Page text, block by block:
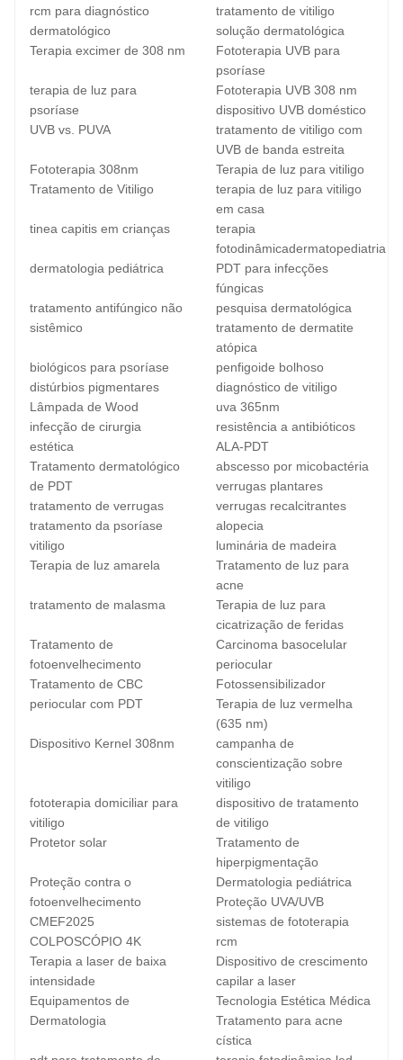
rcm para diagnóstico
dermatológico
tratamento de vitiligo
solução dermatológica
Terapia excimer de 308 nm
Fototerapia UVB para
psoríase
terapia de luz para
psoríase
Fototerapia UVB 308 nm
dispositivo UVB doméstico
UVB vs. PUVA
tratamento de vitiligo com
UVB de banda estreita
Fototerapia 308nm
Terapia de luz para vitiligo
Tratamento de Vitiligo
terapia de luz para vitiligo
em casa
tinea capitis em crianças
terapia
fotodinâmicadermatopediatria
dermatologia pediátrica
PDT para infecções
fúngicas
tratamento antifúngico não
sistêmico
pesquisa dermatológica
tratamento de dermatite
atópica
biológicos para psoríase
penfigoide bolhoso
distúrbios pigmentares
diagnóstico de vitiligo
Lâmpada de Wood
uva 365nm
infecção de cirurgia
estética
resistência a antibióticos
ALA-PDT
Tratamento dermatológico
de PDT
abscesso por micobactéria
verrugas plantares
tratamento de verrugas
verrugas recalcitrantes
tratamento da psoríase
alopecia
vitiligo
luminária de madeira
Terapia de luz amarela
Tratamento de luz para
acne
tratamento de malasma
Terapia de luz para
cicatrização de feridas
Tratamento de
fotoenvelhecimento
Carcinoma basocelular
periocular
Tratamento de CBC
periocular com PDT
Fotossensibilizador
Terapia de luz vermelha
(635 nm)
Dispositivo Kernel 308nm
campanha de
conscientização sobre
vitiligo
fototerapia domiciliar para
vitiligo
dispositivo de tratamento
de vitiligo
Protetor solar
Tratamento de
hiperpigmentação
Proteção contra o
fotoenvelhecimento
Dermatologia pediátrica
Proteção UVA/UVB
CMEF2025
sistemas de fototerapia
COLPOSCÓPIO 4K
rcm
Terapia a laser de baixa
intensidade
Dispositivo de crescimento
capilar a laser
Equipamentos de
Dermatologia
Tecnologia Estética Médica
Tratamento para acne
cística